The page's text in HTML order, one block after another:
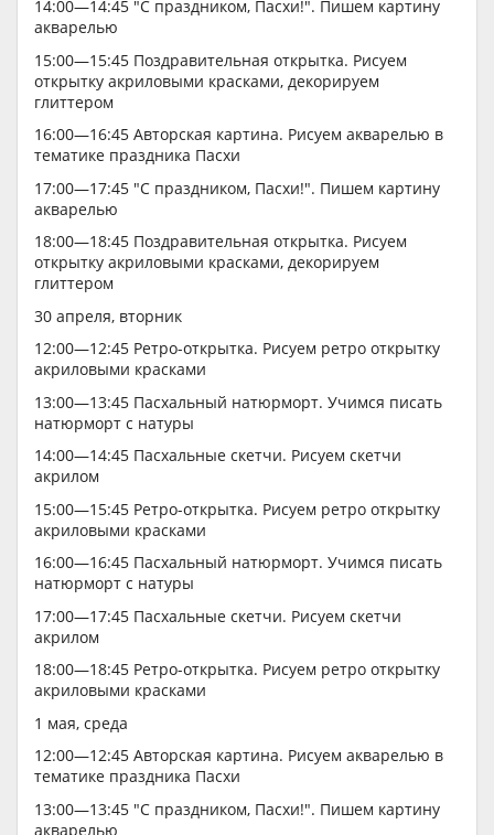
14:00—14:45 "С праздником, Пасхи!". Пишем картину
акварелью
15:00—15:45 Поздравительная открытка. Рисуем
открытку акриловыми красками, декорируем
глиттером
16:00—16:45 Авторская картина. Рисуем акварелью в
тематике праздника Пасхи
17:00—17:45 "С праздником, Пасхи!". Пишем картину
акварелью
18:00—18:45 Поздравительная открытка. Рисуем
открытку акриловыми красками, декорируем
глиттером
30 апреля, вторник
12:00—12:45 Ретро-открытка. Рисуем ретро открытку
акриловыми красками
13:00—13:45 Пасхальный натюрморт. Учимся писать
натюрморт с натуры
14:00—14:45 Пасхальные скетчи. Рисуем скетчи
акрилом
15:00—15:45 Ретро-открытка. Рисуем ретро открытку
акриловыми красками
16:00—16:45 Пасхальный натюрморт. Учимся писать
натюрморт с натуры
17:00—17:45 Пасхальные скетчи. Рисуем скетчи
акрилом
18:00—18:45 Ретро-открытка. Рисуем ретро открытку
акриловыми красками
1 мая, среда
12:00—12:45 Авторская картина. Рисуем акварелью в
тематике праздника Пасхи
13:00—13:45 "С праздником, Пасхи!". Пишем картину
акварелью